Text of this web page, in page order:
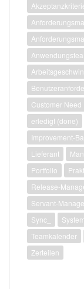
Customer Need
erledigt (done)
Improvement-
Lieferant
Portfolio
Release-
Servant-
Sync_
Teamkalender
Zerteilen